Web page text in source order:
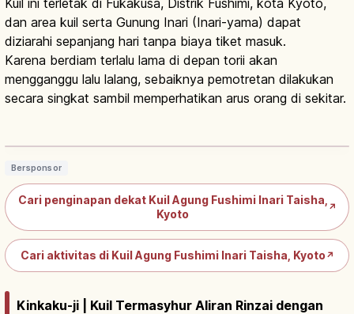
dan area kuil serta Gunung Inari (Inari-yama) dapat
diziarahi sepanjang hari tanpa biaya tiket masuk.
Karena berdiam terlalu lama di depan torii akan
mengganggu lalu lalang, sebaiknya pemotretan dilakukan
secara singkat sambil memperhatikan arus orang di sekitar.
Kuil Fushimi Inari Kyoto: 30.000 Kuil
Bersponsor
Cari penginapan dekat Kuil Agung Fushimi Inari Taisha,
Kyoto
↗
Cari aktivitas di Kuil Agung Fushimi Inari Taisha, Kyoto ↗
Kinkaku-ji | Kuil Termasyhur Aliran Rinzai dengan